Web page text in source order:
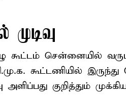
முடிவு
கூட்டம் சென்னையில்
கூட்டணியில் இருந்து
குறித்தும்